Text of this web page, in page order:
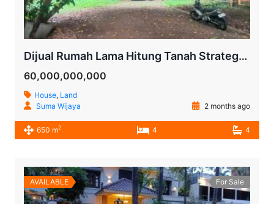
Dijual Rumah Lama Hitung Tanah Strategis di Pejaten Jakarta Selatan
60,000,000,000
House, Land
Suma Wijaya
2 months ago
650 m2 4 4
AVAILABLE For Sale